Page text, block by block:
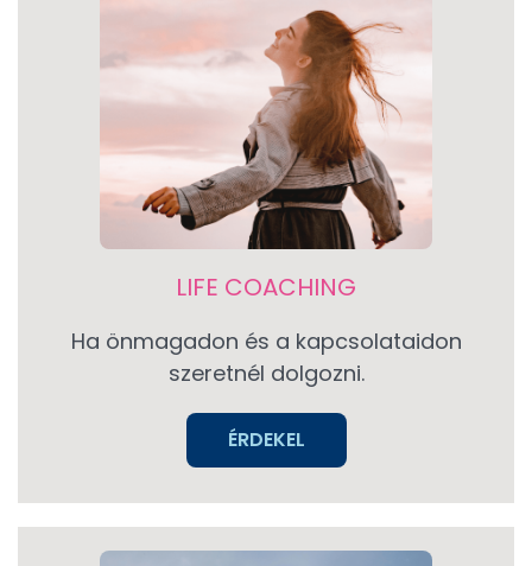
LIFE COACHING
Ha önmagadon és a kapcsolataidon
szeretnél dolgozni.
ÉRDEKEL